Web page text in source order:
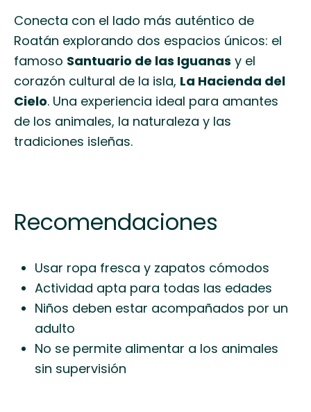
Conecta con el lado más auténtico de
Roatán explorando dos espacios únicos: el
famoso Santuario de las Iguanas y el
corazón cultural de la isla, La Hacienda del
Cielo. Una experiencia ideal para amantes
de los animales, la naturaleza y las
tradiciones isleñas.
Recomendaciones
Usar ropa fresca y zapatos cómodos
Actividad apta para todas las edades
Niños deben estar acompañados por un
adulto
No se permite alimentar a los animales
sin supervisión